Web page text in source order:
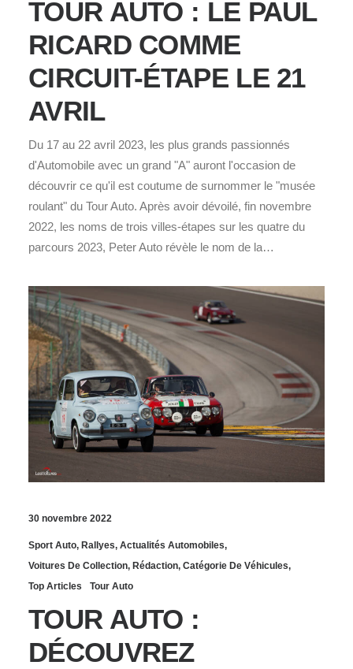
TOUR AUTO : LE PAUL
RICARD COMME
CIRCUIT-ÉTAPE LE 21
AVRIL
Du 17 au 22 avril 2023, les plus grands passionnés
d'Automobile avec un grand "A" auront l'occasion de
découvrir ce qu'il est coutume de surnommer le "musée
roulant" du Tour Auto. Après avoir dévoilé, fin novembre
2022, les noms de trois villes-étapes sur les quatre du
parcours 2023, Peter Auto révèle le nom de la…
30 novembre 2022
Sport Auto, Rallyes, Actualités Automobiles,
Voitures De Collection, Rédaction, Catégorie De Véhicules,
Top Articles
Tour Auto
TOUR AUTO :
DÉCOUVREZ